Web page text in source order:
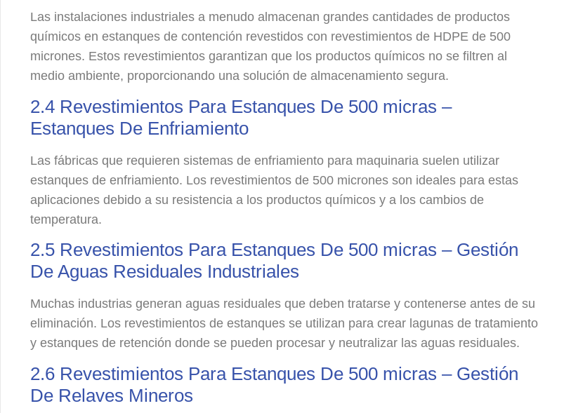
Las instalaciones industriales a menudo almacenan grandes cantidades de productos
químicos en estanques de contención revestidos con revestimientos de HDPE de 500
micrones. Estos revestimientos garantizan que los productos químicos no se filtren al
medio ambiente, proporcionando una solución de almacenamiento segura.
2.4 Revestimientos Para Estanques De 500 micras –
Estanques De Enfriamiento
Las fábricas que requieren sistemas de enfriamiento para maquinaria suelen utilizar
estanques de enfriamiento. Los revestimientos de 500 micrones son ideales para estas
aplicaciones debido a su resistencia a los productos químicos y a los cambios de
temperatura.
2.5 Revestimientos Para Estanques De 500 micras – Gestión
De Aguas Residuales Industriales
Muchas industrias generan aguas residuales que deben tratarse y contenerse antes de su
eliminación. Los revestimientos de estanques se utilizan para crear lagunas de tratamiento
y estanques de retención donde se pueden procesar y neutralizar las aguas residuales.
2.6 Revestimientos Para Estanques De 500 micras – Gestión
De Relaves Mineros